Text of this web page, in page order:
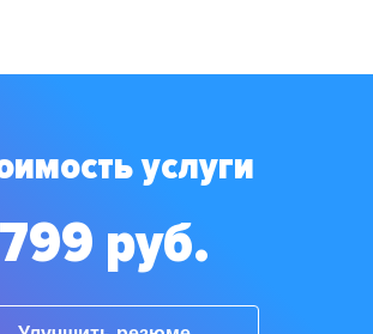
услуги
799 руб.